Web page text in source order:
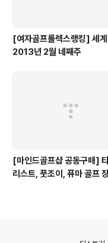
[여자골프롤렉스랭킹] 세
2013년 2월 네째주
[마인드골프샵 공동구매]
리스트, 풋조이, 퓨마 골프